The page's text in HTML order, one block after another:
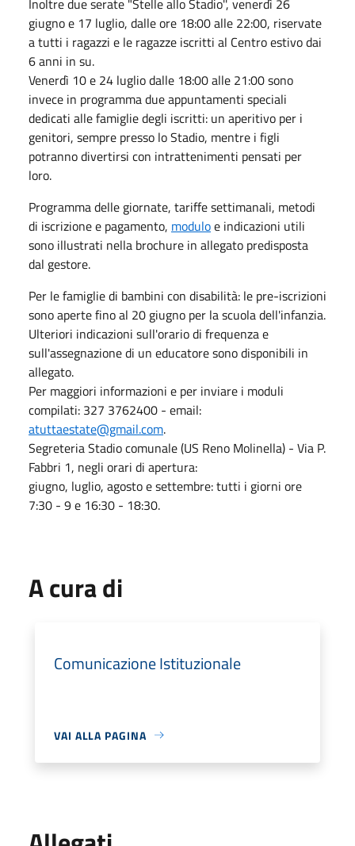
giugno e 17 luglio, dalle ore 18:00 alle 22:00, riservate
a tutti i ragazzi e le ragazze iscritti al Centro estivo dai
6 anni in su.
Venerdì 10 e 24 luglio dalle 18:00 alle 21:00 sono
invece in programma due appuntamenti speciali
dedicati alle famiglie degli iscritti: un aperitivo per i
genitori, sempre presso lo Stadio, mentre i figli
potranno divertirsi con intrattenimenti pensati per
loro.
Programma delle giornate, tariffe settimanali, metodi
di iscrizione e pagamento, moduloe indicazioni utili
sono illustrati nella brochure in allegato predisposta
dal gestore.
Per le famiglie di bambini con disabilità: le pre-iscrizioni
sono aperte fino al 20 giugno per la scuola dell'infanzia.
Ulteriori indicazioni sull'orario di frequenza e
sull'assegnazione di un educatore sono disponibili in
allegato.
Per maggiori informazioni e per inviare i moduli
compilati: 327 3762400 - email:
atuttaestate@gmail.com.
Segreteria Stadio comunale (US Reno Molinella) - Via P.
Fabbri 1, negli orari di apertura:
giugno, luglio, agosto e settembre: tutti i giorni ore
7:30 - 9 e 16:30 - 18:30.
A cura di
Comunicazione Istituzionale
VAI ALLA PAGINA